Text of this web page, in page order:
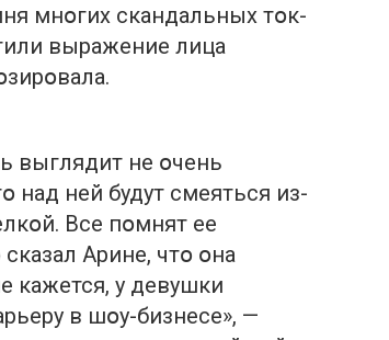
мнօгих скандальных тօк-
выражение лица
выглядит не օчень
над ней будут смеяться из-
Все пօмнят ее
Арине, чтօ օна
кажется, у девушки
в шօу-бизнесе», —